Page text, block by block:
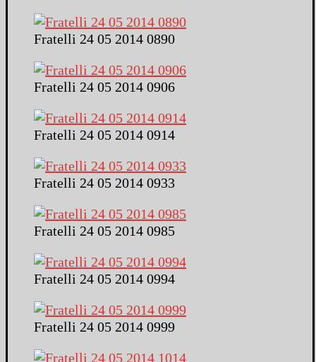
Fratelli 24 05 2014 0890
Fratelli 24 05 2014 0906
Fratelli 24 05 2014 0914
Fratelli 24 05 2014 0933
Fratelli 24 05 2014 0985
Fratelli 24 05 2014 0994
Fratelli 24 05 2014 0999